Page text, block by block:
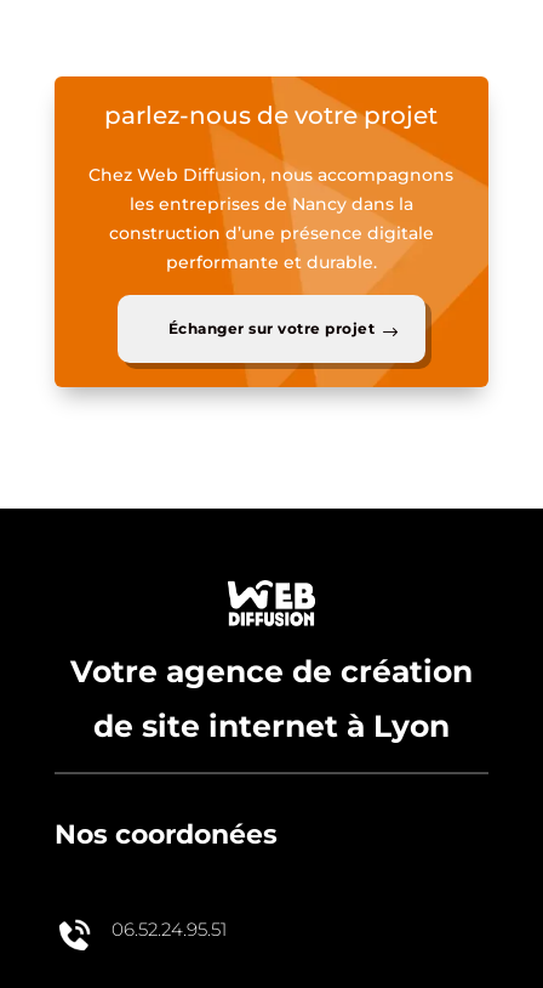
parlez-nous de votre projet
Chez Web Diffusion, nous accompagnons
les entreprises de Nancy dans la
construction d’une présence digitale
performante et durable.
Échanger sur votre projet
Votre agence de création
de site internet à Lyon
Nos coordonées
06.52.24.95.51